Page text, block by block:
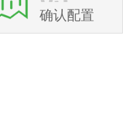
确认配置